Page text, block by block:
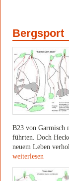
Bergsport
B23 von Garmisch
führten. Doch
neuem Leben
weiterlesen